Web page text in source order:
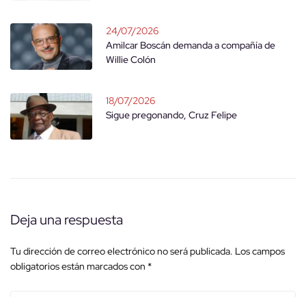
24/07/2026
Amilcar Boscán demanda a compañía de
Willie Colón
18/07/2026
Sigue pregonando, Cruz Felipe
Deja una respuesta
Tu dirección de correo electrónico no será publicada. Los campos
obligatorios están marcados con *